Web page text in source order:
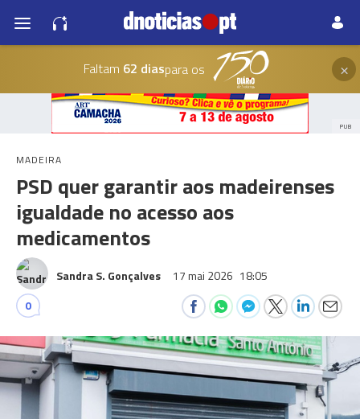
Faltam 62 diaspara os ×
PUB
MADEIRA
PSD quer garantir aos madeirenses
igualdade no acesso aos
medicamentos
Sandra S. Gonçalves 17 mai 2026 18:05
0